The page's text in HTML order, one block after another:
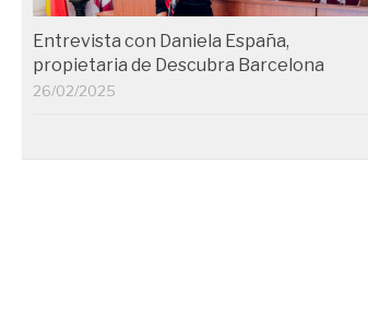
Entrevista con Daniela España,
propietaria de Descubra Barcelona
26/02/2025